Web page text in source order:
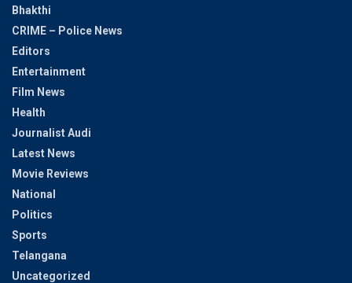
Bhakthi
CRIME – Police News
Editors
Entertainment
Film News
Health
Journalist Audi
Latest News
Movie Reviews
National
Politics
Sports
Telangana
Uncategorized